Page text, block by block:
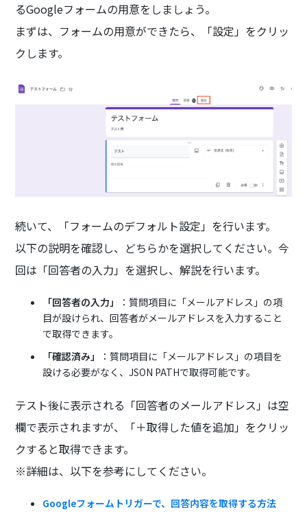
るGoogleフォームの用意をしましょう。
まずは、フォームの用意ができたら、「設定」をクリッ
クします。
続いて、「フォームのデフォルト設定」を行います。
以下の説明を確認し、どちらかを選択してください。今
回は「回答者の入力」を選択し、解説を行います。
「回答者の入力」
：質問項目に「メールアドレス」の項
目が設けられ、回答者がメールアドレスを入力すること
で取得できます。
「確認済み」
：質問項目に「メールアドレス」の項目を
設ける必要がなく、JSON PATHで取得可能です。
テスト後に表示される「回答者のメールアドレス」は空
欄で表示されますが、「＋取得した値を追加」をクリッ
クすると取得できます。
※詳細は、以下を参考にしてください。
Googleフォームトリガーで、回答内容を取得する方法